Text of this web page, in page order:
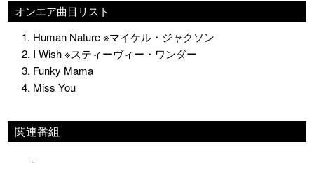
オンエア曲目リスト
1. Human Nature ※マイケル・ジャクソン
2. I Wish ※スティーヴィー・ワンダー
3. Funky Mama
4. Miss You
関連番組
-